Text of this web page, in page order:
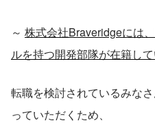
～ 株式会社Braveridgeには
ルを持つ開発部隊が在籍し
転職を検討されているみな
っていただくため、　　　